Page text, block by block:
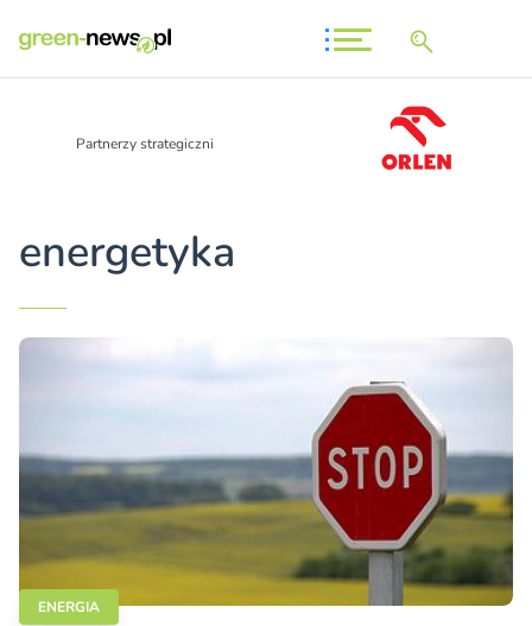
Partnerzy strategiczni
energetyka
ENERGIA